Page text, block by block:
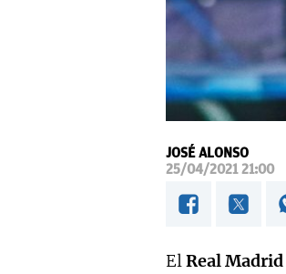
JOSÉ ALONSO
25/04/2021 21:00
ElReal Madrid